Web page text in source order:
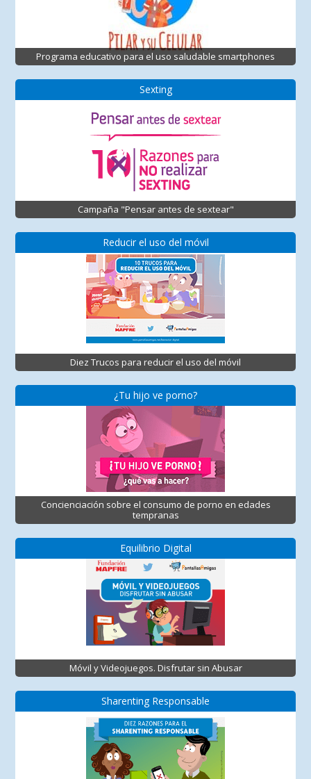
Programa educativo para el uso saludable smartphones
Sexting
Campaña "Pensar antes de sextear"
Reducir el uso del móvil
Diez Trucos para reducir el uso del móvil
¿Tu hijo ve porno?
Concienciación sobre el consumo de porno en edades
tempranas
Equilibrio Digital
Móvil y Videojuegos. Disfrutar sin Abusar
Sharenting Responsable